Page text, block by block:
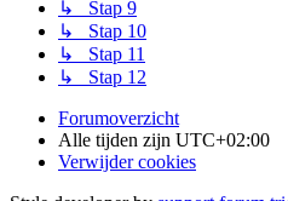
↳ Stap 9
↳ Stap 10
↳ Stap 11
↳ Stap 12
Forumoverzicht
Alle tijden zijn UTC+02:00
Verwijder cookies